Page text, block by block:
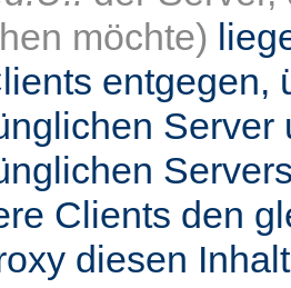
möchte)
entgegen,
Server
Clients den
diesen